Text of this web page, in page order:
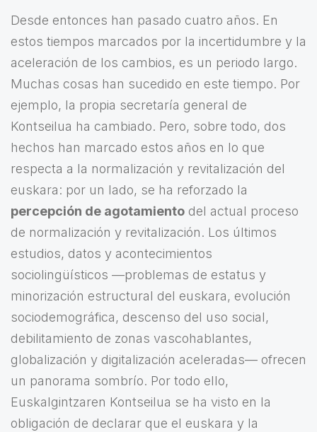
Desde entonces han pasado cuatro años. En
estos tiempos marcados por la incertidumbre y la
aceleración de los cambios, es un periodo largo.
Muchas cosas han sucedido en este tiempo. Por
ejemplo, la propia secretaría general de
Kontseilua ha cambiado. Pero, sobre todo, dos
hechos han marcado estos años en lo que
respecta a la normalización y revitalización del
euskara: por un lado, se ha reforzado la
percepción de agotamiento del actual proceso
de normalización y revitalización. Los últimos
estudios, datos y acontecimientos
sociolingüísticos —problemas de estatus y
minorización estructural del euskara, evolución
sociodemográfica, descenso del uso social,
debilitamiento de zonas vascohablantes,
globalización y digitalización aceleradas— ofrecen
un panorama sombrío. Por todo ello,
Euskalgintzaren Kontseilua se ha visto en la
obligación de declarar que el euskara y la